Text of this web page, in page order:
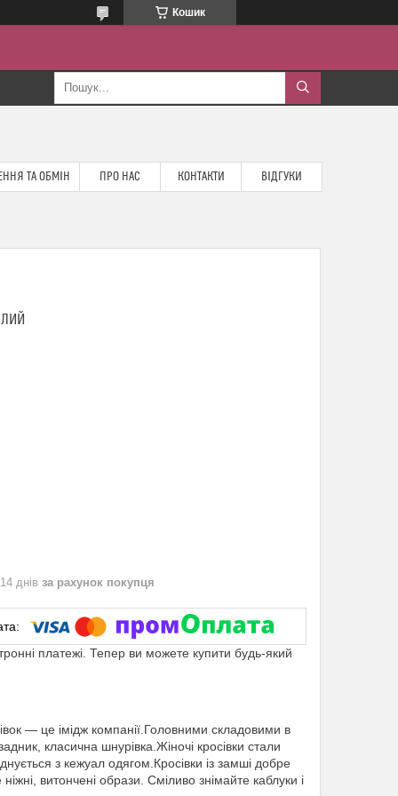
Кошик
ТА ОБМІН ПРО НАС КОНТАКТИ ВІДГУКИ
днів за рахунок покупця
платежі. Тепер ви можете купити будь-який
— це імідж компанії.Головними складовими в
класична шнурівка.Жіночі кросівки стали
з кежуал одягом.Кросівки із замші добре
витончені образи. Сміливо знімайте каблуки і